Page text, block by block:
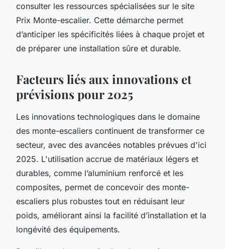
consulter les ressources spécialisées sur le site
Prix Monte-escalier. Cette démarche permet
d’anticiper les spécificités liées à chaque projet et
de préparer une installation sûre et durable.
Facteurs liés aux innovations et
prévisions pour 2025
Les innovations technologiques dans le domaine
des monte-escaliers continuent de transformer ce
secteur, avec des avancées notables prévues d'ici
2025. L'utilisation accrue de matériaux légers et
durables, comme l’aluminium renforcé et les
composites, permet de concevoir des monte-
escaliers plus robustes tout en réduisant leur
poids, améliorant ainsi la facilité d’installation et la
longévité des équipements.